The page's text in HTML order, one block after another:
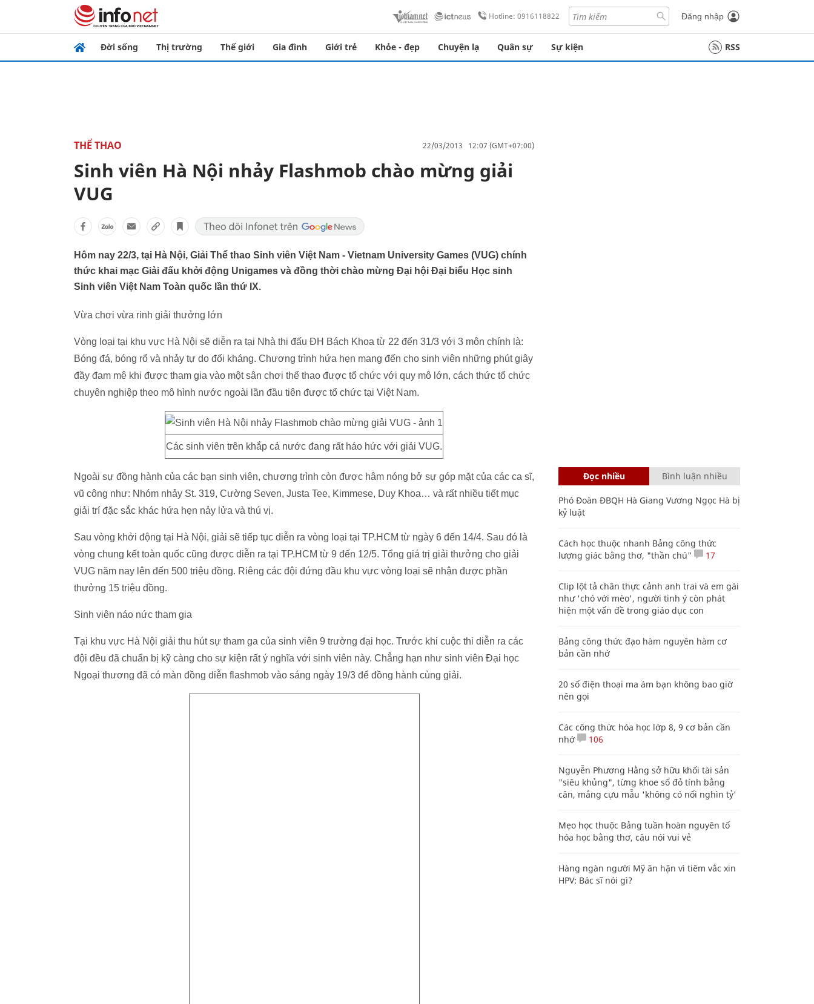
Hotline: 0916118822 Đăng nhập
Đời sống Thị trường Thế giới Gia đình Giới trẻ Khỏe - đẹp Chuyện lạ Quân sự Sự kiện RSS
THỂ THAO 22/03/2013 12:07 (GMT+07:00)
Sinh viên Hà Nội nhảy Flashmob chào mừng giải
VUG
Hôm nay 22/3, tại Hà Nội, Giải Thể thao Sinh viên Việt Nam - Vietnam University Games (VUG) chính
thức khai mạc Giải đấu khởi động Unigames và đồng thời chào mừng Đại hội Đại biểu Học sinh
Sinh viên Việt Nam Toàn quốc lần thứ IX.
Vừa chơi vừa rinh giải thưởng lớn
Vòng loại tại khu vực Hà Nội sẽ diễn ra tại Nhà thi đấu ĐH Bách Khoa từ 22 đến 31/3 với 3 môn chính là:
Bóng đá, bóng rổ và nhảy tự do đối kháng. Chương trình hứa hẹn mang đến cho sinh viên những phút giây
đầy đam mê khi được tham gia vào một sân chơi thể thao được tổ chức với quy mô lớn, cách thức tổ chức
chuyên nghiệp theo mô hình nước ngoài lần đầu tiên được tổ chức tại Việt Nam.
Các sinh viên trên khắp cả nước đang rất háo hức với giải VUG.
Ngoài sự đồng hành của các bạn sinh viên, chương trình còn được hâm nóng bở sự góp mặt của các ca sĩ,
vũ công như: Nhóm nhảy St. 319, Cường Seven, Justa Tee, Kimmese, Duy Khoa… và rất nhiều tiết mục
giải trí đặc sắc khác hứa hẹn nảy lửa và thú vị.
Sau vòng khởi động tại Hà Nội, giải sẽ tiếp tục diễn ra vòng loại tại TP.HCM từ ngày 6 đến 14/4. Sau đó là
vòng chung kết toàn quốc cũng được diễn ra tại TP.HCM từ 9 đến 12/5. Tổng giá trị giải thưởng cho giải
VUG năm nay lên đến 500 triệu đồng. Riêng các đội đứng đầu khu vực vòng loại sẽ nhận được phần
thưởng 15 triệu đồng.
Sinh viên náo nức tham gia
Tại khu vực Hà Nội giải thu hút sự tham ga của sinh viên 9 trường đại học. Trước khi cuộc thi diễn ra các
đội đều đã chuẩn bị kỹ càng cho sự kiện rất ý nghĩa với sinh viên này. Chẳng hạn như sinh viên Đại học
Ngoại thương đã có màn đồng diễn flashmob vào sáng ngày 19/3 để đồng hành cùng giải.
Đọc nhiều Bình luận nhiều
Phó Đoàn ĐBQH Hà Giang Vương Ngọc Hà bị
kỷ luật
Cách học thuộc nhanh Bảng công thức
lượng giác bằng thơ, "thần chú"
17
Clip lột tả chân thực cảnh anh trai và em gái
như 'chó với mèo', người tinh ý còn phát
hiện một vấn đề trong giáo dục con
Bảng công thức đạo hàm nguyên hàm cơ
bản cần nhớ
20 số điện thoại ma ám bạn không bao giờ
nên gọi
Các công thức hóa học lớp 8, 9 cơ bản cần
nhớ
106
Nguyễn Phương Hằng sở hữu khối tài sản
"siêu khủng", từng khoe sổ đỏ tính bằng
cân, mắng cựu mẫu 'không có nổi nghìn tỷ'
Mẹo học thuộc Bảng tuần hoàn nguyên tố
hóa học bằng thơ, câu nói vui vẻ
Hàng ngàn người Mỹ ân hận vì tiêm vắc xin
HPV: Bác sĩ nói gì?